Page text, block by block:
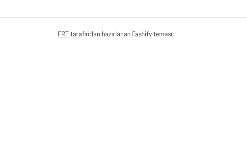
FRT tarafından hazırlanan Fashify teması